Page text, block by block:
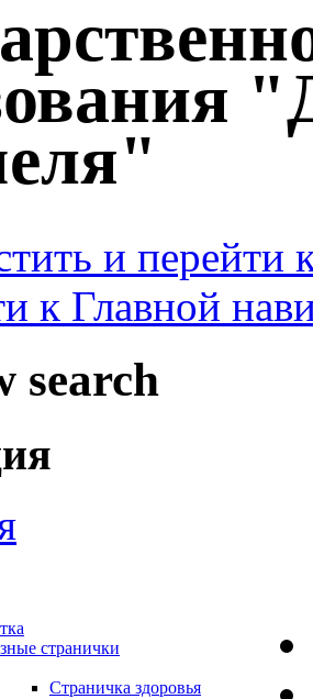
и перейти
к Главной
search
странички
Страничка здоровья